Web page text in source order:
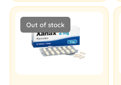
Out of stock